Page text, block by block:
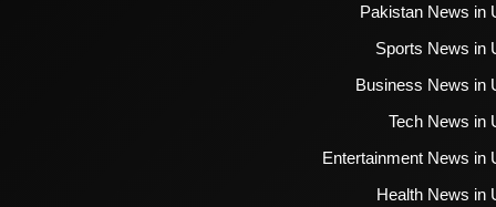
Pakistan News in
Sports News in
Business News in
Tech News in
Entertainment News in
Health News in